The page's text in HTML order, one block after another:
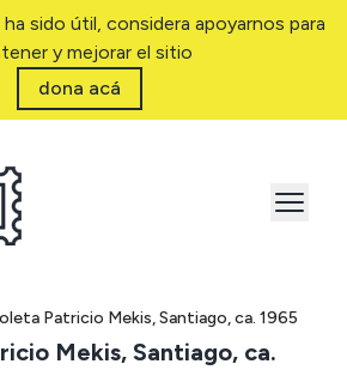
sido útil, considera apoyarnos para
y mejorar el sitio
dona acá
Patricio Mekis, Santiago, ca. 1965
Mekis, Santiago, ca.